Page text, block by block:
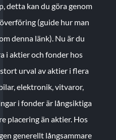
detta kan du göra genom
(guide hur man
denna länk). Nu är du
i aktier och fonder hos
urval av aktier i flera
elektronik, vitvaror,
i fonder är långsiktiga
placering än aktier. Hos
generellt långsammare